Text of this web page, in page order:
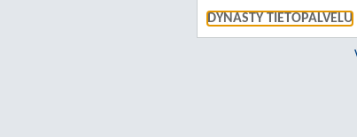
DYNASTY TIETOPALVELU